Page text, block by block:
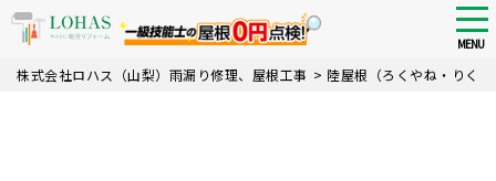
Skip
MENU
株式会社ロハス（山梨）雨漏り修理、屋根工事 > 陸屋根（ろくやね・りく